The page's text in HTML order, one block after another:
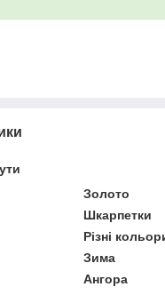
Золото
Шкарпетки
Різні
Зима
Ангора